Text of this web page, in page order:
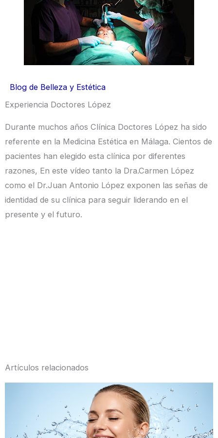
Blog de Belleza y Estética
Experiencia Doctores López
Durante muchos años Clínica Doctores López ha sido
referente en la Medicina Estética en Málaga. Cientos de
pacientes han elegido esta clínica por diferentes
razones, En este vídeo tanto la Dra.Carmen López
como el Dr.Juan Antonio López exponen las señas de
identidad de su clínica para seguir liderando en el
presente y el futuro.
Artículos relacionados